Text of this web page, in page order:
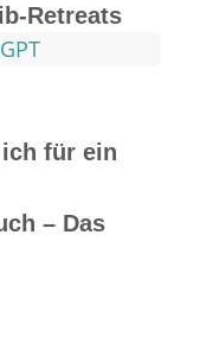
Retreats
für ein
– Das